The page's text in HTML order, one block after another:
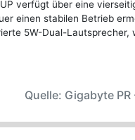
verfügt über eine
einen stabilen Betrieb
5W-Dual-
Quelle: Gigabyte